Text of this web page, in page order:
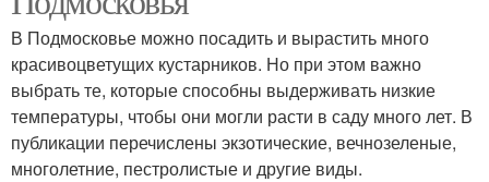
В Подмосковье можно посадить и вырастить много
красивоцветущих кустарников. Но при этом важно
выбрать те, которые способны выдерживать низкие
температуры, чтобы они могли расти в саду много лет. В
публикации перечислены экзотические, вечнозеленые,
многолетние, пестролистые и другие виды.